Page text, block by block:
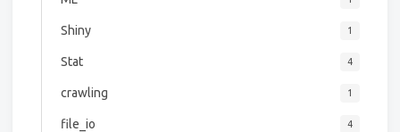
Shiny 1
Stat 4
crawling 1
file_io 4